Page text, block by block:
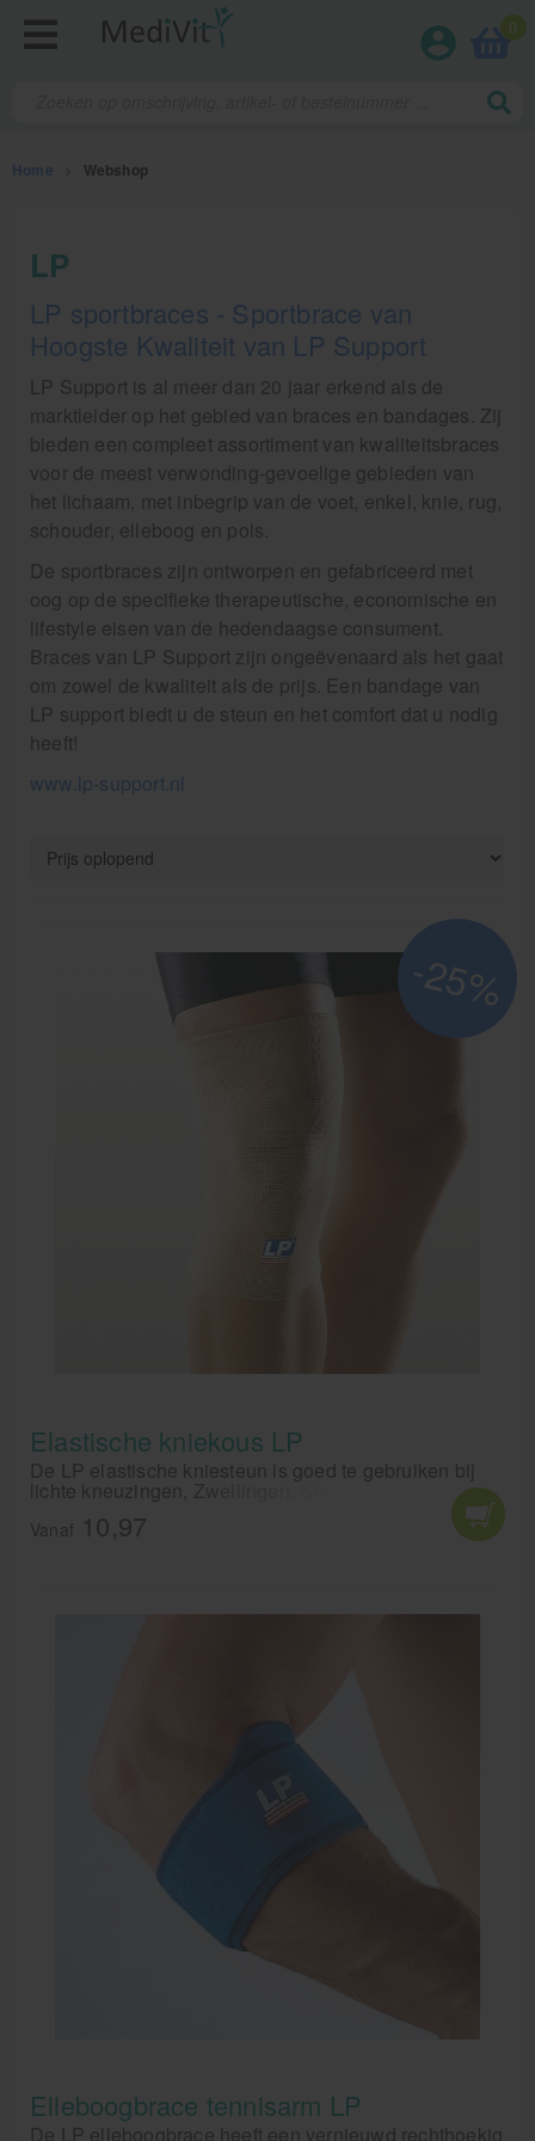
0
Home Webshop
Fysiotherapieproducten
Verbruiksmaterialen
Massage
Massagetafels
Sportbraces
EHBO en BHV
Behandelstoel elektrisch
Aanbiedingen groothandel fysiotherapie en massage
Cursussen
Krukken
LP
LP sportbraces - Sportbrace van
Hoogste Kwaliteit van LP Support
LP Support is al meer dan 20 jaar erkend als de
marktleider op het gebied van braces en bandages. Zij
bieden een compleet assortiment van kwaliteitsbraces
voor de meest verwonding-gevoelige gebieden van
het lichaam, met inbegrip van de voet, enkel, knie, rug,
schouder, elleboog en pols.
De sportbraces zijn ontworpen en gefabriceerd met
oog op de specifieke therapeutische, economische en
lifestyle eisen van de hedendaagse consument.
Braces van LP Support zijn ongeëvenaard als het gaat
om zowel de kwaliteit als de prijs. Een bandage van
LP support biedt u de steun en het comfort dat u nodig
heeft!
www.lp-support.nl
-25%
Elastische kniekous LP
De LP elastische kniesteun is goed te gebruiken bij
lichte kneuzingen, Zwellingen, Stijfheid,
Bloedcirculatieproblemen en ter preventie. De LP
elastische kniebandage is een lichte kous voor steun
Vanaf 10,97
Elleboogbrace tennisarm LP
De LP elleboogbrace heeft een vernieuwd rechthoekig